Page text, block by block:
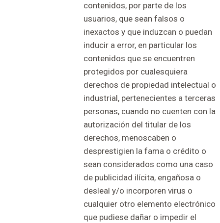
contenidos, por parte de los
usuarios, que sean falsos o
inexactos y que induzcan o puedan
inducir a error, en particular los
contenidos que se encuentren
protegidos por cualesquiera
derechos de propiedad intelectual o
industrial, pertenecientes a terceras
personas, cuando no cuenten con la
autorización del titular de los
derechos, menoscaben o
desprestigien la fama o crédito o
sean considerados como una caso
de publicidad ilícita, engañosa o
desleal y/o incorporen virus o
cualquier otro elemento electrónico
que pudiese dañar o impedir el